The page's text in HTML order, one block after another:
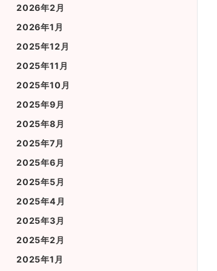
2026年2月
2026年1月
2025年12月
2025年11月
2025年10月
2025年9月
2025年8月
2025年7月
2025年6月
2025年5月
2025年4月
2025年3月
2025年2月
2025年1月